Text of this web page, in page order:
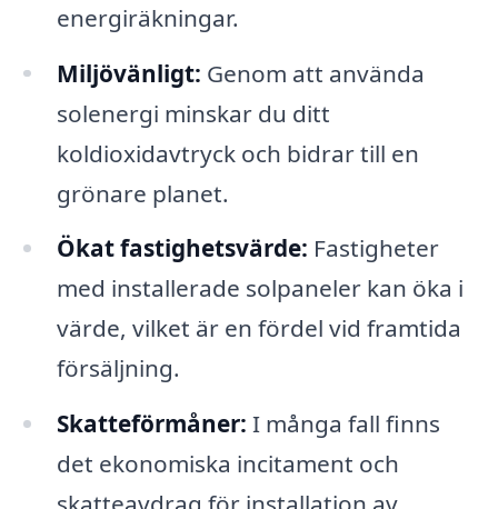
energiräkningar.
Miljövänligt: Genom att använda
solenergi minskar du ditt
koldioxidavtryck och bidrar till en
grönare planet.
Ökat fastighetsvärde: Fastigheter
med installerade solpaneler kan öka i
värde, vilket är en fördel vid framtida
försäljning.
Skatteförmåner: I många fall finns
det ekonomiska incitament och